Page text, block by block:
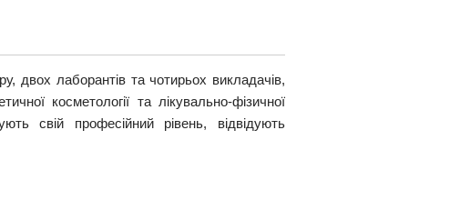
двох лаборантів та чотирьох викладачів,
косметології та лікувально-фізичної
свій професійний рівень, відвідують